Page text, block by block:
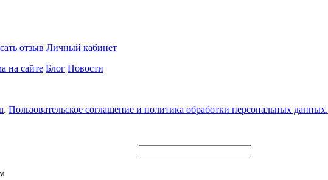
отзыв Личный кабинет
на сайте Блог Новости
. Пользовательское соглашение и политика обработки персональных данных.